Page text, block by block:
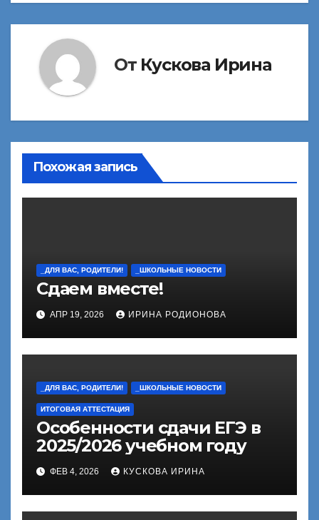
От Кускова Ирина
Похожая запись
_ДЛЯ ВАС, РОДИТЕЛИ! _ШКОЛЬНЫЕ НОВОСТИ
Сдаем вместе!
АПР 19, 2026 ИРИНА РОДИОНОВА
_ДЛЯ ВАС, РОДИТЕЛИ! _ШКОЛЬНЫЕ НОВОСТИ
ИТОГОВАЯ АТТЕСТАЦИЯ
Особенности сдачи ЕГЭ в
2025/2026 учебном году
ФЕВ 4, 2026 КУСКОВА ИРИНА